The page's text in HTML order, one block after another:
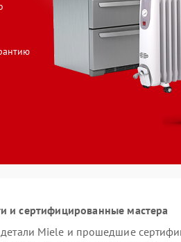
и сертифицированные мастера
Miele и прошедшие